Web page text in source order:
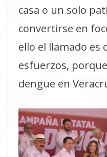
casa o un solo
convertirse en
ello el llamado es
esfuerzos,
dengue en